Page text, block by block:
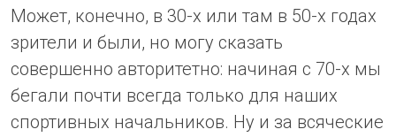
Может, конечно, в 30-х или там в 50-х годах
зрители и были, но могу сказать
совершенно авторитетно: начиная с 70-х мы
бегали почти всегда только для наших
спортивных начальников. Ну и за всяческие